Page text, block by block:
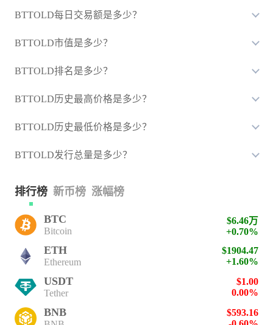
BTTOLD每日交易额是多少？
BTTOLD市值是多少？
BTTOLD排名是多少？
BTTOLD历史最高价格是多少？
BTTOLD历史最低价格是多少？
BTTOLD发行总量是多少？
排行榜 新币榜 涨幅榜
BTC
Bitcoin
$6.46万
+0.70%
ETH
Ethereum
$1904.47
+1.60%
USDT
Tether
$1.00
0.00%
BNB
$593.16